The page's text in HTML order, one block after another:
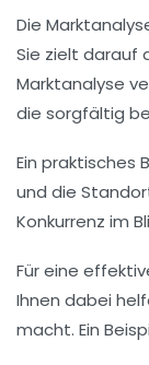
Die
Sie zielt darauf
Marktanalyse
die sorgfältig
Ein praktisches
und die
Konkurrenz im
Für eine
Ihnen dabei
macht. Ein